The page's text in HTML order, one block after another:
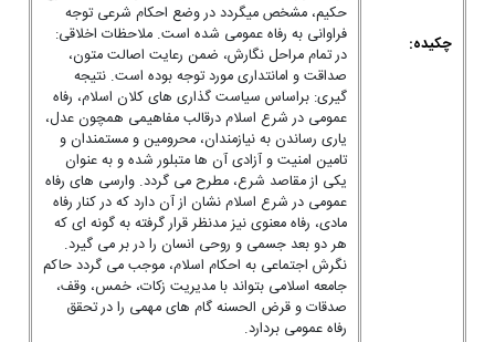
چکیده:
حکیم، مشخص میگردد در وضع احکام شرعی توجه
فراوانی به رفاه عمومی شده است. ملاحظات اخلاقی:
در تمام مراحل نگارش، ضمن رعایت اصالت متون،
صداقت و امانتداری مورد توجه بوده است. نتیجه
گیری: براساس سیاست گذاری های کلان اسلام، رفاه
عمومی در شرع اسلام درقالب مفاهیمی همچون عدل،
یاری رساندن به نیازمندان، محرومین و مستمندان و
تامین امنیت و آزادی آن ها متبلور شده و به عنوان
یکی از مقاصد شرع، مطرح می گردد. وارسی های رفاه
عمومی در شرع اسلام نشان از آن دارد که در کنار رفاه
مادی، رفاه معنوی نیز مدنظر قرار گرفته به گونه ای که
هر دو بعد جسمی و روحی انسان را در بر می گیرد.
نگرش اجتماعی به احکام اسلام، موجب می گردد حاکم
جامعه اسلامی بتواند با مدیریت زکات، خمس، وقف،
صدقات و قرض الحسنه گام های مهمی را در تحقق
رفاه عمومی بردارد.